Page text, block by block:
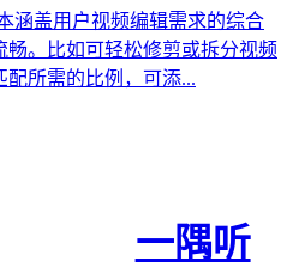
涵盖用户视频编辑需求的综合
。比如可轻松修剪或拆分视频
所需的比例，可添...
一隅听